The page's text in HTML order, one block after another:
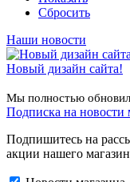
Сбросить
Наши новости
Новый дизайн сайта!
Мы полностью
Подписка на новости
Подпишитесь на
акции нашего